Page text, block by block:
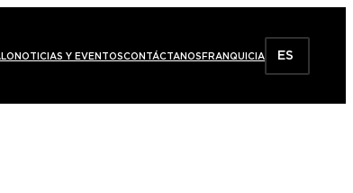
NOTICIAS Y EVENTOSCONTÁCTANOS FRANQUICIA ES